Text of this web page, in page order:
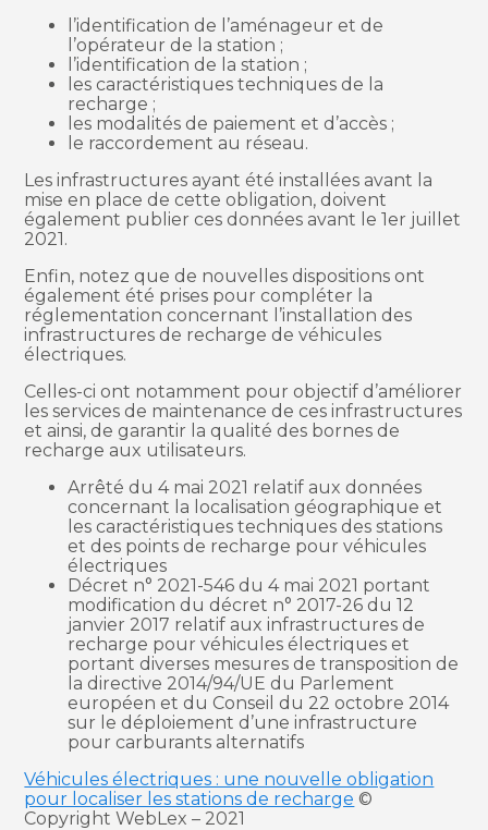
l’identification de l’aménageur et de
l’opérateur de la station ;
l’identification de la station ;
les caractéristiques techniques de la
recharge ;
les modalités de paiement et d’accès ;
le raccordement au réseau.
Les infrastructures ayant été installées avant la
mise en place de cette obligation, doivent
également publier ces données avant le 1er juillet
2021.
Enfin, notez que de nouvelles dispositions ont
également été prises pour compléter la
réglementation concernant l’installation des
infrastructures de recharge de véhicules
électriques.
Celles-ci ont notamment pour objectif d’améliorer
les services de maintenance de ces infrastructures
et ainsi, de garantir la qualité des bornes de
recharge aux utilisateurs.
Arrêté du 4 mai 2021 relatif aux données
concernant la localisation géographique et
les caractéristiques techniques des stations
et des points de recharge pour véhicules
électriques
Décret n° 2021-546 du 4 mai 2021 portant
modification du décret n° 2017-26 du 12
janvier 2017 relatif aux infrastructures de
recharge pour véhicules électriques et
portant diverses mesures de transposition de
la directive 2014/94/UE du Parlement
européen et du Conseil du 22 octobre 2014
sur le déploiement d’une infrastructure
pour carburants alternatifs
Véhicules électriques : une nouvelle obligation
pour localiser les stations de recharge ©
Copyright WebLex – 2021